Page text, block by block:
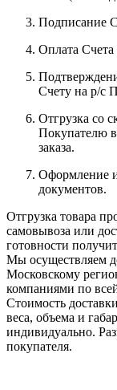
Подписание
Оплата
Счету на р/с
Отгрузка со
Покупателю
заказа.
Оформление
документов.
Отгрузка товара
самовывоза или
готовности
Мы осуществляем
Московскому
компаниями по
Стоимость
веса, объема и
индивидуально.
покупателя.